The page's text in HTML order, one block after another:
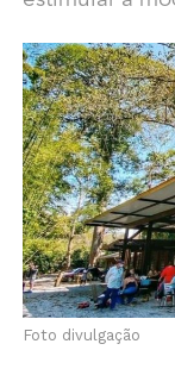
Foto divulgação